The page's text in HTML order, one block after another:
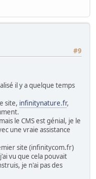
#9
il y a quelque temps
site, infinitynature.fr,
le CMS est génial, je le
une vraie assistance
site (infinitycom.fr)
vu que cela pouvait
je n'ai pas des